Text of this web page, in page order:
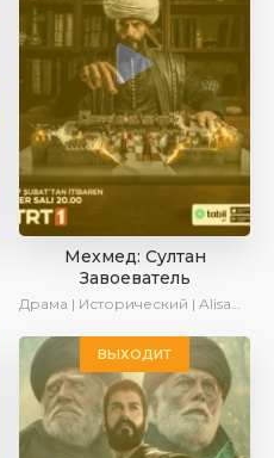
Мехмед: Султан
Завоеватель
Драма | Исторический | AlisaDirilis | Сериалы 2024
ВЫХОДИТ